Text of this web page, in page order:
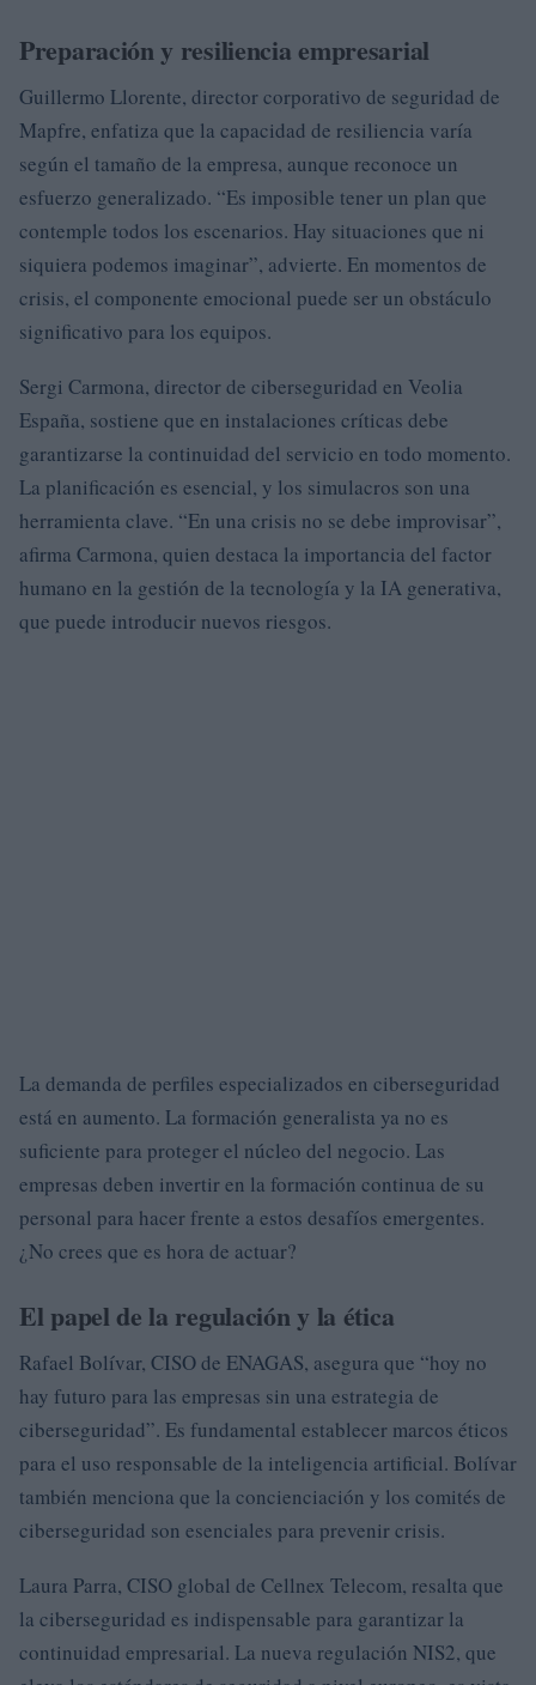
Preparación y resiliencia empresarial
Guillermo Llorente, director corporativo de seguridad de
Mapfre, enfatiza que la capacidad de resiliencia varía
según el tamaño de la empresa, aunque reconoce un
esfuerzo generalizado. “Es imposible tener un plan que
contemple todos los escenarios. Hay situaciones que ni
siquiera podemos imaginar”, advierte. En momentos de
crisis, el componente emocional puede ser un obstáculo
significativo para los equipos.
Sergi Carmona, director de ciberseguridad en Veolia
España, sostiene que en instalaciones críticas debe
garantizarse la continuidad del servicio en todo momento.
La planificación es esencial, y los simulacros son una
herramienta clave. “En una crisis no se debe improvisar”,
afirma Carmona, quien destaca la importancia del factor
humano en la gestión de la tecnología y la IA generativa,
que puede introducir nuevos riesgos.
La demanda de perfiles especializados en ciberseguridad
está en aumento. La formación generalista ya no es
suficiente para proteger el núcleo del negocio. Las
empresas deben invertir en la formación continua de su
personal para hacer frente a estos desafíos emergentes.
¿No crees que es hora de actuar?
El papel de la regulación y la ética
Rafael Bolívar, CISO de ENAGAS, asegura que “hoy no
hay futuro para las empresas sin una estrategia de
ciberseguridad”. Es fundamental establecer marcos éticos
para el uso responsable de la inteligencia artificial. Bolívar
también menciona que la concienciación y los comités de
ciberseguridad son esenciales para prevenir crisis.
Laura Parra, CISO global de Cellnex Telecom, resalta que
la ciberseguridad es indispensable para garantizar la
continuidad empresarial. La nueva regulación NIS2, que